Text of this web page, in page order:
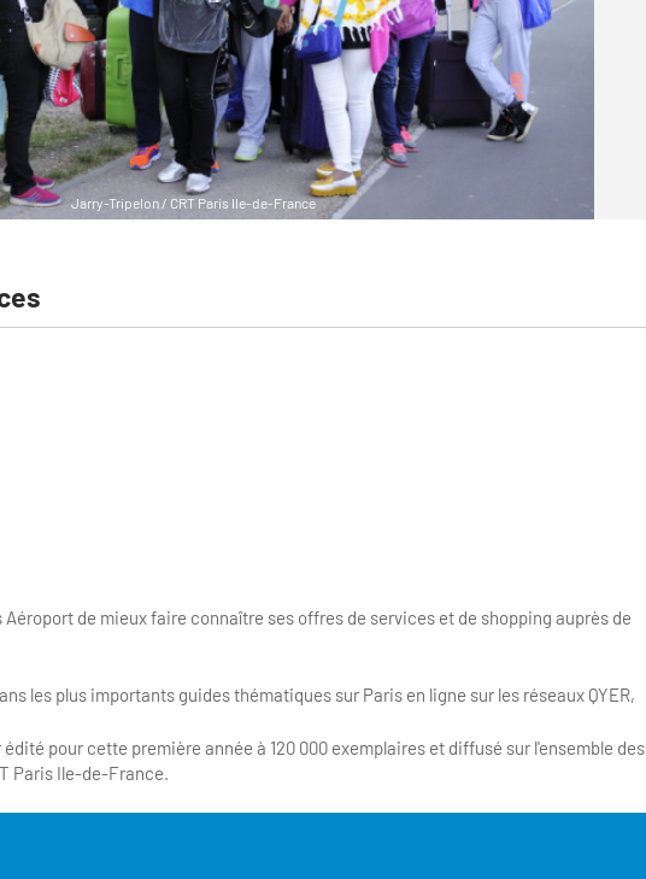
Jarry-Tripelon / CRT Paris Ile-de-France
de mieux faire connaître ses offres de services et de shopping auprès de
les plus importants guides thématiques sur Paris en ligne sur les réseaux QYER,
pour cette première année à 120 000 exemplaires et diffusé sur l'ensemble des
Paris Ile-de-France.